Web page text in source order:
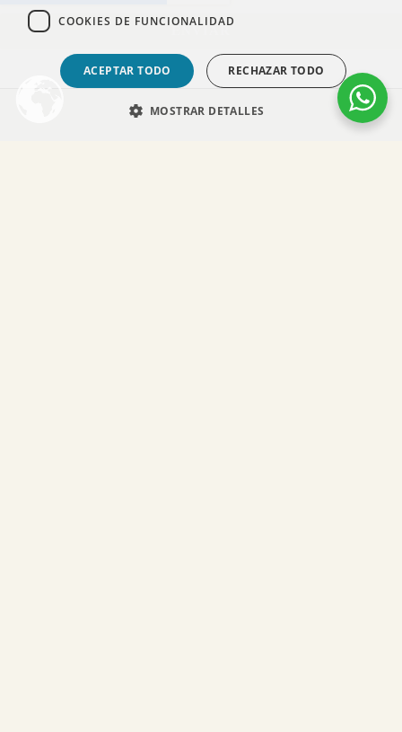
COOKIES DE FUNCIONALIDAD
ACEPTAR TODO RECHAZAR TODO
MOSTRAR DETALLES